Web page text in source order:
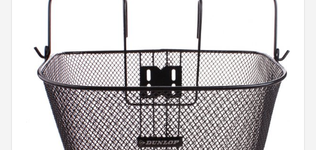
POPULAIRE MERKEN
Basil
Volare